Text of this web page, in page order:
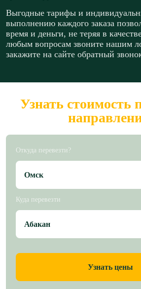
Выгодные тарифы и
выполнению каждого заказа
время и деньги, не теряя в
любым вопросам звоните нашим
закажите на сайте обратный
Узнать стоимость
Откуда перевезти?
Куда перевезти
Узнать цены